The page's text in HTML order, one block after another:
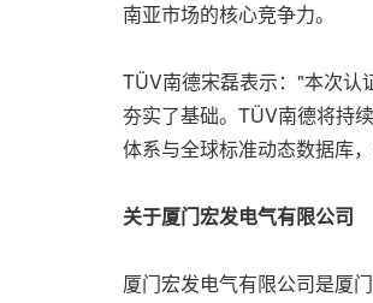
南亚市场的核心竞争力。
TÜV南德宋磊表示："本次认
夯实了基础。TÜV南德将持
体系与全球标准动态数据库
关于厦门宏发电气有限公司
厦门宏发电气有限公司是厦